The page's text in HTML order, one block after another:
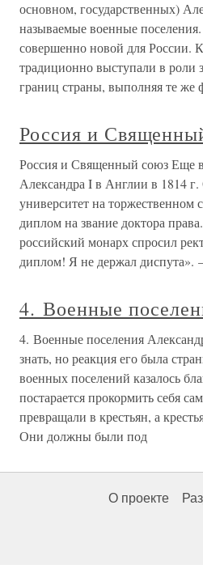
основном, государственных)
называемые военные
совершенно новой для России.
традиционно выступали в
границ страны, выполняя те же
Россия и
Россия и Священный союз Еще
Александра I в Англии в 1814
университет на торжественном
диплом на звание доктора
российский монарх спросил
диплом! Я не держал диспута».
4. Военные
4. Военные поселения
знать, но реакция его была
военных поселений казалось
постарается прокормить себя
превращали в крестьян, а
Они должны были под
О проекте